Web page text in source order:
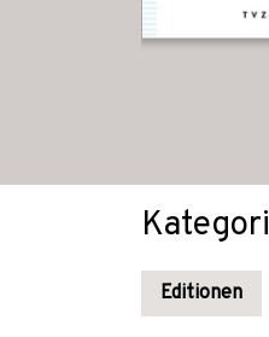
Editionen